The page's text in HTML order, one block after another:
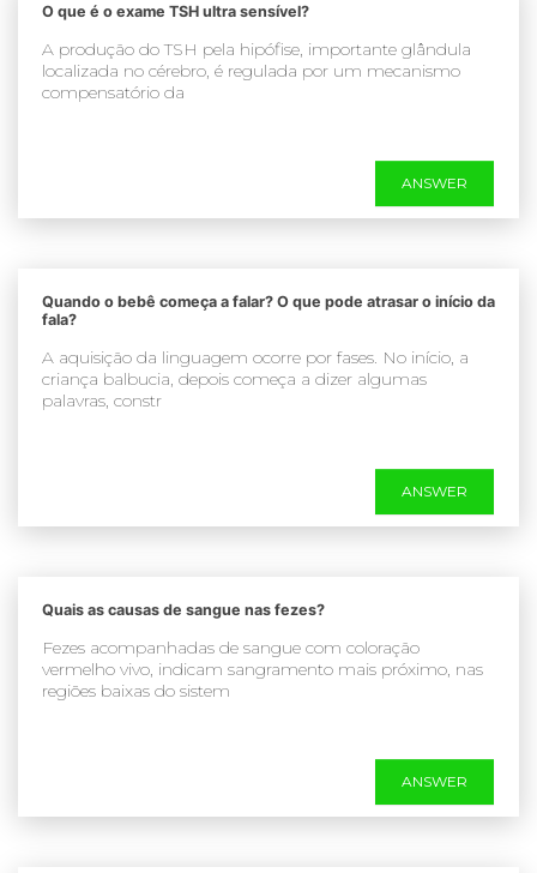
O que é o exame TSH ultra sensível?
A produção do TSH pela hipófise, importante glândula
localizada no cérebro, é regulada por um mecanismo
compensatório da
ANSWER
Quando o bebê começa a falar? O que pode atrasar o início da
fala?
A aquisição da linguagem ocorre por fases. No início, a
criança balbucia, depois começa a dizer algumas
palavras, constr
ANSWER
Quais as causas de sangue nas fezes?
Fezes acompanhadas de sangue com coloração
vermelho vivo, indicam sangramento mais próximo, nas
regiões baixas do sistem
ANSWER